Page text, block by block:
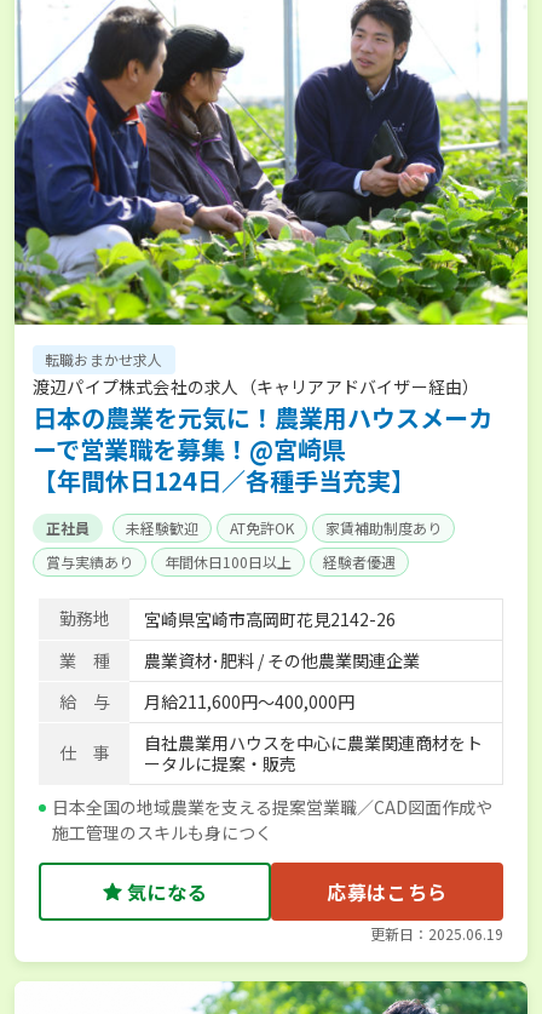
転職おまかせ求人
渡辺パイプ株式会社の求人（キャリアアドバイザー経由）
日本の農業を元気に！農業用ハウスメーカ
ーで営業職を募集！@宮崎県
【年間休日124日／各種手当充実】
正社員 未経験歓迎 AT免許OK
家賃補助制度あり
賞与実績あり
年間休日100日以上
経験者優遇
産休･育休取得実績あり
社会保険完備 単身寮あり
勤務地
宮崎県宮崎市高岡町花見2142-26
業 種
農業資材･肥料 / その他農業関連企業
給 与
月給211,600円～400,000円
仕 事
自社農業用ハウスを中心に農業関連商材をト
ータルに提案・販売
日本全国の地域農業を支える提案営業職／CAD図面作成や
施工管理のスキルも身につく
気になる 応募はこちら
更新日：2025.06.19